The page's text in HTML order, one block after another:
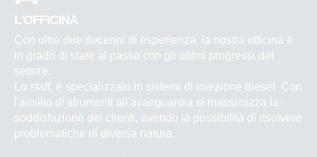
L'OFFICINA
Con oltre due decenni di esperienza, la nostra officina è
in grado di stare al passo con gli ultimi progressi del
settore.
Lo staff, è specializzato in sistemi di iniezione diesel. Con
l'ausilio di strumenti all'avanguardia si massimizza la
soddisfazione dei clienti, avendo la possibilità di risolvere
problematiche di diversa natura.